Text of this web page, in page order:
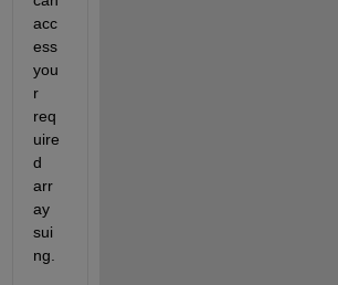
acc
ess
you
r
req
uire
d
arr
ay
sui
ng.